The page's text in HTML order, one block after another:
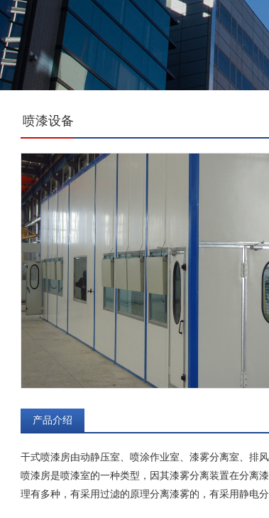
喷漆设备
产品介绍
干式喷漆房由动静压室、喷涂作业室、漆雾分离室、排
喷漆房是喷漆室的一种类型，因其漆雾分离装置在分离
理有多种，有采用过滤的原理分离漆雾的，有采用静电